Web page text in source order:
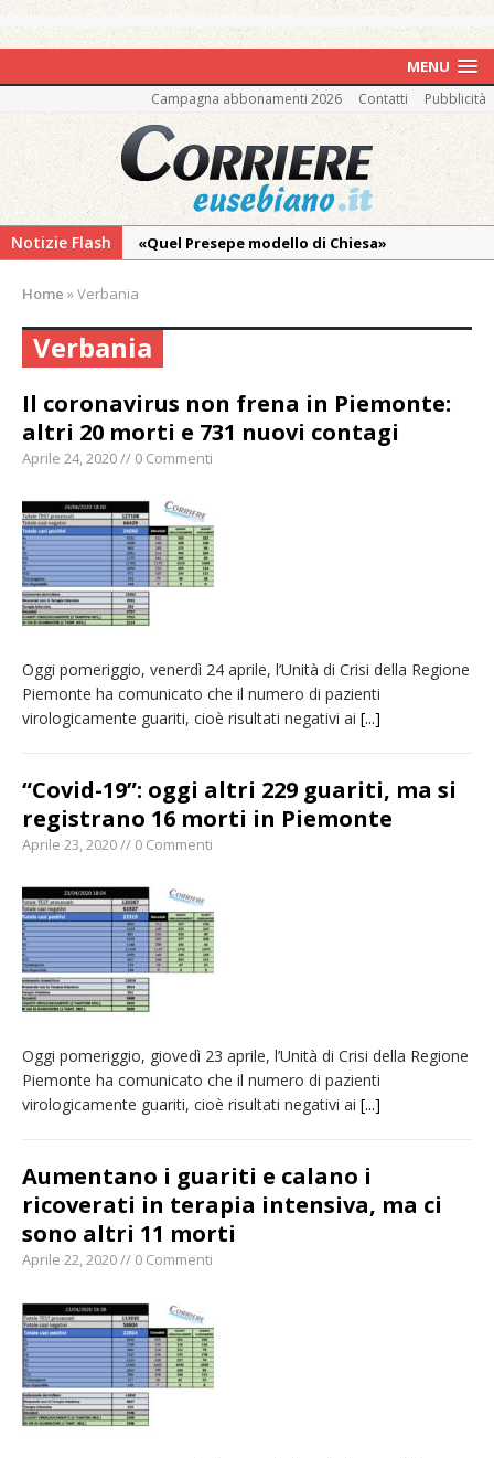
MENU
Campagna abbonamenti 2026 Contatti Pubblicità
Notizie Flash
«Quel Presepe modello di Chiesa»
mercatino agricolo
Vercelli: in alcune vie nuova tracciatura delle
zone blu
Nuovo fronte delle fiamme: vasto incendio
alle pendici del Monte Barone
pellegrinaggio diocesano
Intervento dei vigili del fuoco per un
incendio di sterpaglie a Caresanablot
Asl Vc: arrivano i nuovi totem multifunzionali
Dieci anni fa l’ingresso a Vercelli
dell’arcivescovo mons. Marco Arnolfo
Home »Verbania
Verbania
Il coronavirus non frena in Piemonte:
altri 20 morti e 731 nuovi contagi
Aprile 24, 2020 // 0 Commenti
Oggi pomeriggio, venerdì 24 aprile, l’Unità di Crisi della Regione
Piemonte ha comunicato che il numero di pazienti
virologicamente guariti, cioè risultati negativi ai [...]
“Covid-19”: oggi altri 229 guariti, ma si
registrano 16 morti in Piemonte
Aprile 23, 2020 // 0 Commenti
Oggi pomeriggio, giovedì 23 aprile, l’Unità di Crisi della Regione
Piemonte ha comunicato che il numero di pazienti
virologicamente guariti, cioè risultati negativi ai [...]
Aumentano i guariti e calano i
ricoverati in terapia intensiva, ma ci
sono altri 11 morti
Aprile 22, 2020 // 0 Commenti